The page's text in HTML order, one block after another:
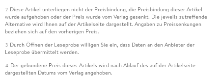
2 Diese Artikel unterliegen nicht der Preisbindung, die Preisbindung dieser Artikel
wurde aufgehoben oder der Preis wurde vom Verlag gesenkt. Die jeweils zutreffende
Alternative wird Ihnen auf der Artikelseite dargestellt. Angaben zu Preissenkungen
beziehen sich auf den vorherigen Preis.
3 Durch Öffnen der Leseprobe willigen Sie ein, dass Daten an den Anbieter der
Leseprobe übermittelt werden.
4 Der gebundene Preis dieses Artikels wird nach Ablauf des auf der Artikelseite
dargestellten Datums vom Verlag angehoben.